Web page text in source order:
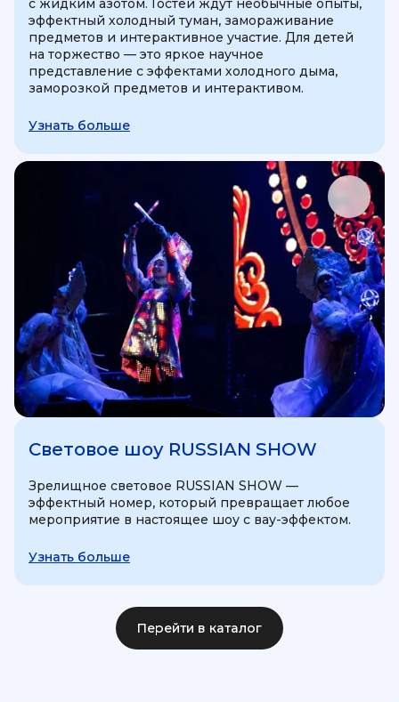
с жидким азотом. Гостей ждут необычные опыты,
эффектный холодный туман, замораживание
предметов и интерактивное участие. Для детей
на торжество — это яркое научное
представление с эффектами холодного дыма,
заморозкой предметов и интерактивом.
Узнать больше
Световое шоу RUSSIAN SHOW
Зрелищное световое RUSSIAN SHOW —
эффектный номер, который превращает любое
мероприятие в настоящее шоу с вау-эффектом.
Узнать больше
Перейти в каталог